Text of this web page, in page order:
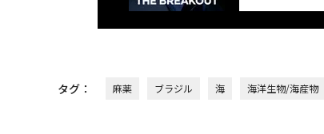
タグ： 麻薬 ブラジル 海 海洋生物/海産物